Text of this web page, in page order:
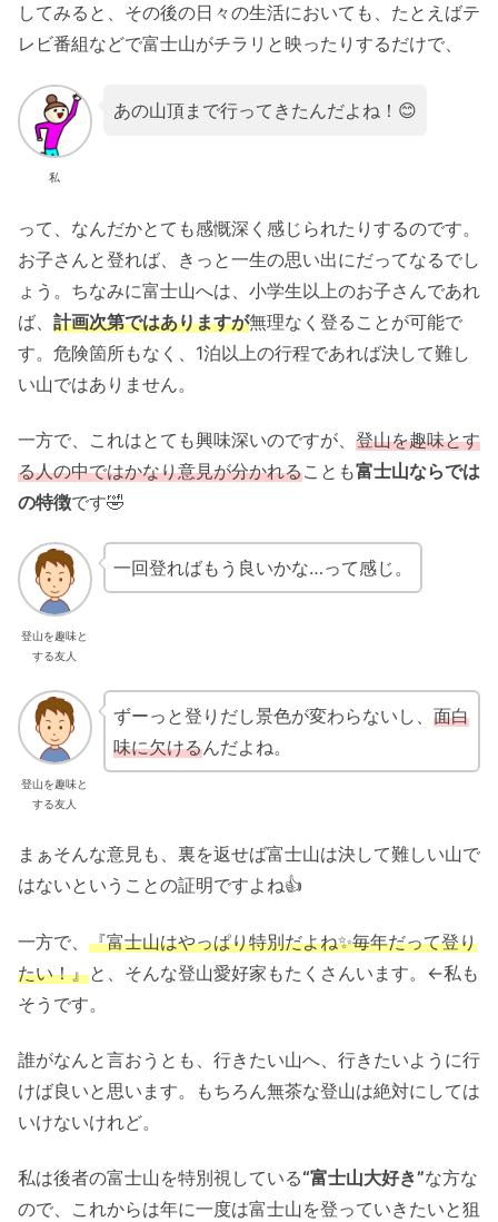
してみると、その後の日々の生活においても、たとえばテ
レビ番組などで富士山がチラリと映ったりするだけで、
私
あの山頂まで行ってきたんだよね！😊
って、なんだかとても感慨深く感じられたりするのです。
お子さんと登れば、きっと一生の思い出にだってなるでし
ょう。ちなみに富士山へは、小学生以上のお子さんであれ
ば、 計画次第ではありますが無理なく登ることが可能で
す。危険箇所もなく、1泊以上の行程であれば決して難し
い山ではありません。
一方で、これはとても興味深いのですが、 登山を趣味とす
る人の中ではかなり意見が分かれることも富士山ならでは
の特徴です🤣
登山を趣味と
する友人
一回登ればもう良いかな…って感じ。
登山を趣味と
する友人
ずーっと登りだし景色が変わらないし、 面白
味に欠けるんだよね。
まぁそんな意見も、裏を返せば富士山は決して難しい山で
はないということの証明ですよね👍
一方で、 『富士山はやっぱり特別だよね✨毎年だって登り
たい！』と、そんな登山愛好家もたくさんいます。←私も
そうです。
誰がなんと言おうとも、行きたい山へ、行きたいように行
けば良いと思います。もちろん無茶な登山は絶対にしては
いけないけれど。
私は後者の富士山を特別視している“富士山大好き”な方な
ので、これからは年に一度は富士山を登っていきたいと狙